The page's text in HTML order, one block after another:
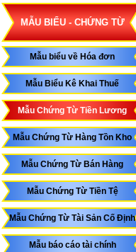
MẪU BIỂU - CHỨNG TỪ
Mẫu biểu về Hóa đơn
Mẫu Biểu Kê Khai Thuế
Mẫu Chứng Từ Tiền Lương
Mẫu Chứng Từ Hàng Tồn Kho
Mẫu Chứng Từ Bán Hàng
Mẫu Chứng Từ Tiền Tệ
Mẫu Chứng Từ Tài Sản Cố Định
Mẫu báo cáo tài chính